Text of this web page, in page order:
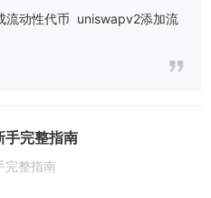
流动性代币 uniswapv2添加流
完整指南
完整指南